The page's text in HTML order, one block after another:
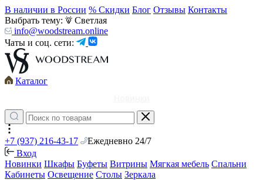
В наличии в России % Скидки Блог Отзывы Контакты
Выбрать тему:
Светлая
info@woodstream.online
Чаты и соц. сети:
Каталог
+7 (937) 216-43-17
Ежедневно 24/7
Вход
Новинки Шкафы Буфеты Витрины Мягкая мебель Спальни
Кабинеты Освещение Столы Зеркала